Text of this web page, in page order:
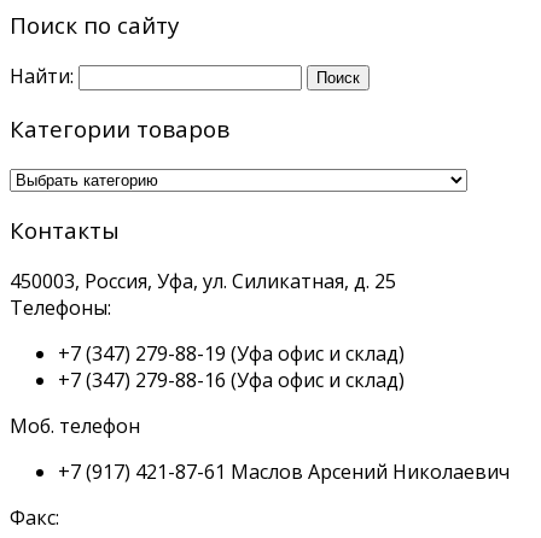
Поиск по сайту
Найти:
Категории товаров
Контакты
450003, Россия, Уфа, ул. Силикатная, д. 25
Телефоны:
+7 (347) 279-88-19 (Уфа офис и склад)
+7 (347) 279-88-16 (Уфа офис и склад)
Моб. телефон
+7 (917) 421-87-61 Маслов Арсений Николаевич
Факс: